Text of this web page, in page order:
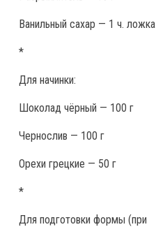
Ванильный сахар — 1 ч. ложка
*
Для начинки:
Шоколад чёрный — 100 г
Чернослив — 100 г
Орехи грецкие — 50 г
*
Для подготовки формы (при